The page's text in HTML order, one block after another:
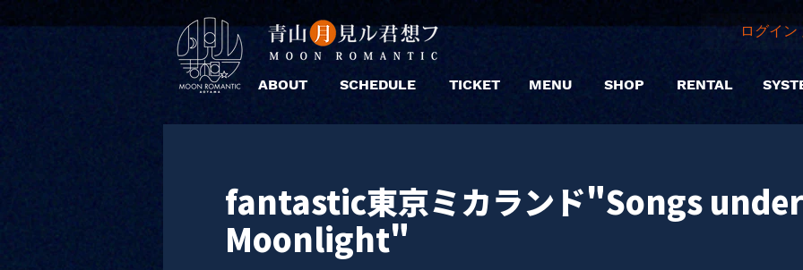
ABOUT SCHEDULE TICKET MENU SHOP
ログイ
RENTAL
fantastic東京ミカランド"Songs
Moonlight"